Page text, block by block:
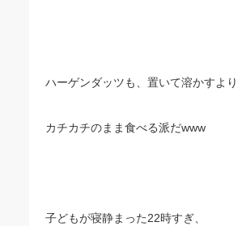
ハーゲンダッツも、置いて溶かすより
カチカチのまま食べる派だwww
子どもが寝静まった22時すぎ、